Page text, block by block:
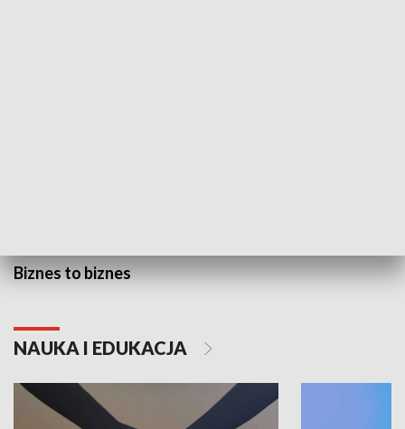
Biznes to biznes
NAUKA I EDUKACJA